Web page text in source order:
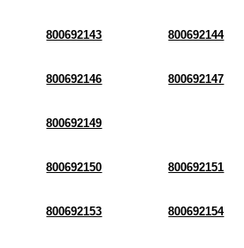
800692143 800692144
800692146 800692147
800692149
800692150 800692151
800692153 800692154